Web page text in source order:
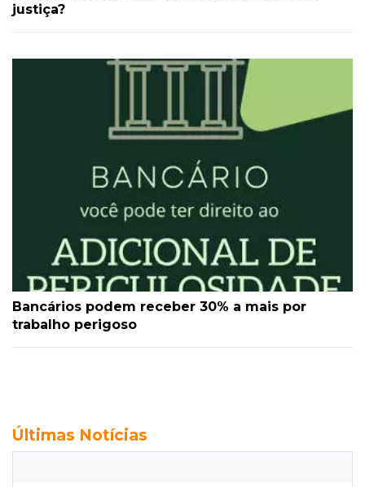
justiça?
Bancários podem receber 30% a mais por
trabalho perigoso
Últimas Notícias